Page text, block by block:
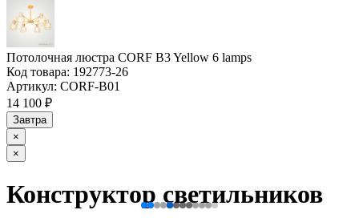
Потолочная люстра CORF B3 Yellow 6 lamps
Код товара: 192773-26
Артикул: CORF-B01
14 100 ₽
Завтра
×
×
Конструктор светильников